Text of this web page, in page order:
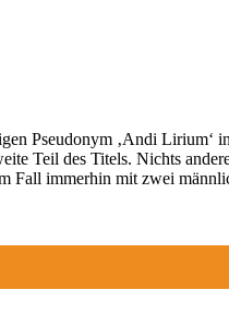
Pseudonym ‚Andi
Teil des Titels. Nichts
Fall immerhin mit zwei